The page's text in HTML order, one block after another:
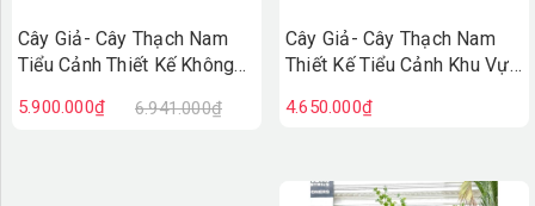
Cây Giả- Cây Thạch Nam
Tiểu Cảnh Thiết Kế Không
5.900.000₫ 6.941.000₫
Cây Giả- Cây Thạch Nam
Thiết Kế Tiểu Cảnh Khu Vực
CC1259
4.650.000₫